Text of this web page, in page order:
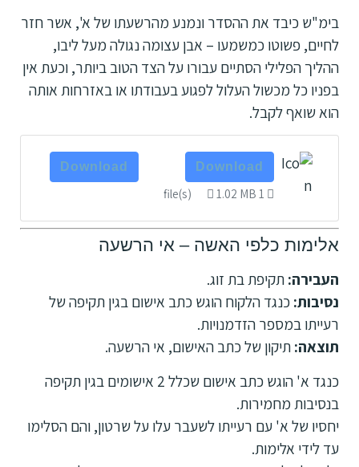
בימ"ש כיבד את ההסדר ונמנע מהרשעתו של א', אשר חזר
לחיים, פשוטו כמשמעו – אבן עצומה נגולה מעל ליבו,
ההליך הפלילי הסתיים עבורו על הצד הטוב ביותר, וכעת אין
בפניו כל מכשול העלול לפגוע בעבודתו או באזרחות אותה
הוא שואף לקבל.
Download
1.02 MB
Download
אלימות כלפי האשה – אי הרשעה
העבירה:תקיפת בת זוג.
נסיבות:כנגד הלקוח הוגש כתב אישום בגין תקיפה של
רעייתו במספר הזדמנויות.
תוצאה:תיקון של כתב האישום, אי הרשעה.
כנגד א' הוגש כתב אישום שכלל 2 אישומים בגין תקיפה
בנסיבות מחמירות.
יחסיו של א' עם רעייתו לשעבר עלו על שרטון, והם הסלימו
עד לידי אלימות.